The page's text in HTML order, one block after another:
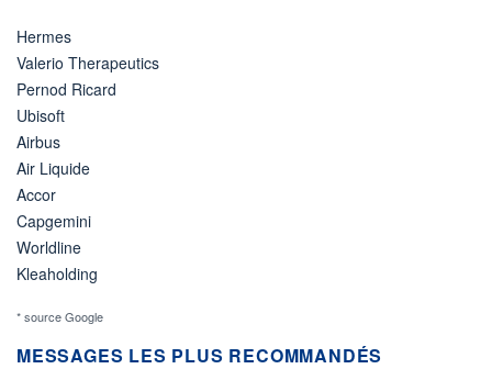
Hermes
Valerio Therapeutics
Pernod Ricard
Ubisoft
Airbus
Air Liquide
Accor
Capgemini
Worldline
Kleaholding
* source Google
MESSAGES LES PLUS RECOMMANDÉS